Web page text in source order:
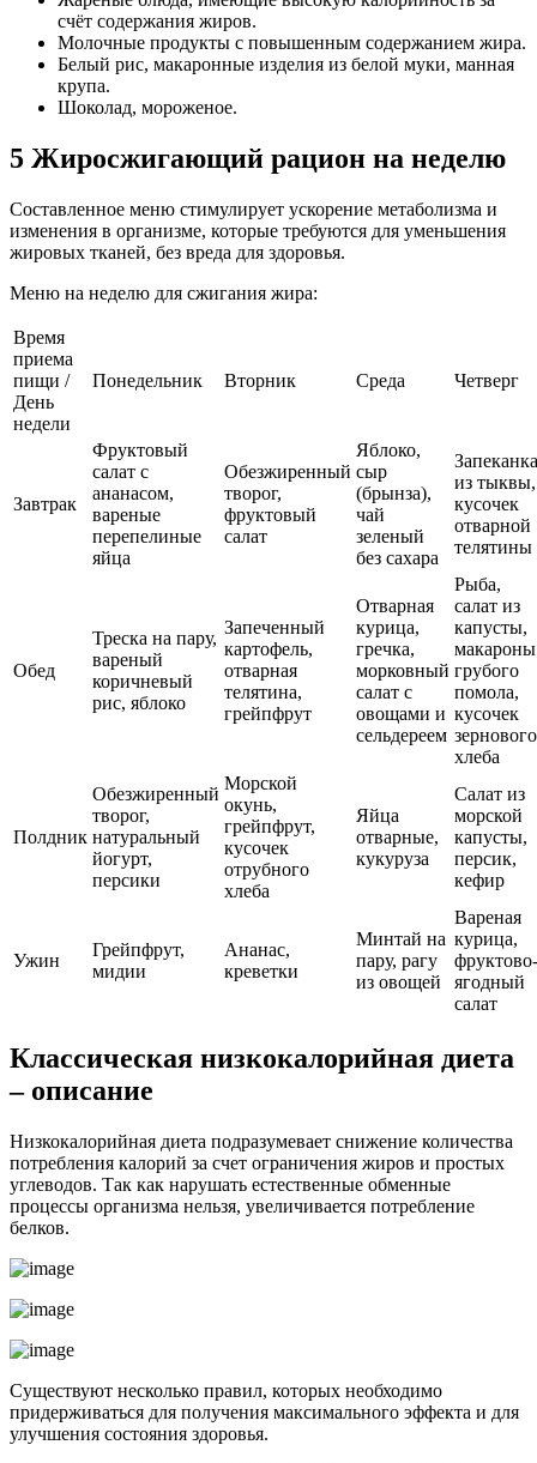
счёт содержания жиров.
Молочные продукты с повышенным содержанием жира.
Белый рис, макаронные изделия из белой муки, манная
крупа.
Шоколад, мороженое.
5 Жиросжигающий рацион на неделю
Составленное меню стимулирует ускорение метаболизма и
изменения в организме, которые требуются для уменьшения
жировых тканей, без вреда для здоровья.
Меню на неделю для сжигания жира:
Время
приема
пищи /
День
недели
Понедельник Вторник Среда Четверг
Завтрак
Фруктовый
салат с
ананасом,
вареные
перепелиные
яйца
Обезжиренный
творог,
фруктовый
салат
Яблоко,
сыр
(брынза),
чай
зеленый
без сахара
Запеканка
из тыквы,
кусочек
отварной
телятины
Обед
Треска на пару,
вареный
коричневый
рис, яблоко
Запеченный
картофель,
отварная
телятина,
грейпфрут
Отварная
курица,
гречка,
морковный
салат с
овощами и
сельдереем
Рыба,
салат из
капусты,
макароны
грубого
помола,
кусочек
зернового
хлеба
Полдник
Обезжиренный
творог,
натуральный
йогурт,
персики
Морской
окунь,
грейпфрут,
кусочек
отрубного
хлеба
Яйца
отварные,
кукуруза
Салат из
морской
капусты,
персик,
кефир
Ужин
Грейпфрут,
мидии
Ананас,
креветки
Минтай на
пару, рагу
из овощей
Вареная
курица,
фруктово-
ягодный
салат
Классическая низкокалорийная диета
– описание
Низкокалорийная диета подразумевает снижение количества
потребления калорий за счет ограничения жиров и простых
углеводов. Так как нарушать естественные обменные
процессы организма нельзя, увеличивается потребление
белков.
Существуют несколько правил, которых необходимо
придерживаться для получения максимального эффекта и для
улучшения состояния здоровья.